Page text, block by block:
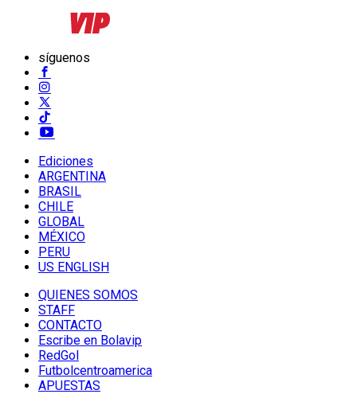
síguenos
Ediciones
ARGENTINA
BRASIL
CHILE
GLOBAL
MÉXICO
PERU
US ENGLISH
QUIENES SOMOS
STAFF
CONTACTO
Escribe en Bolavip
RedGol
Futbolcentroamerica
APUESTAS